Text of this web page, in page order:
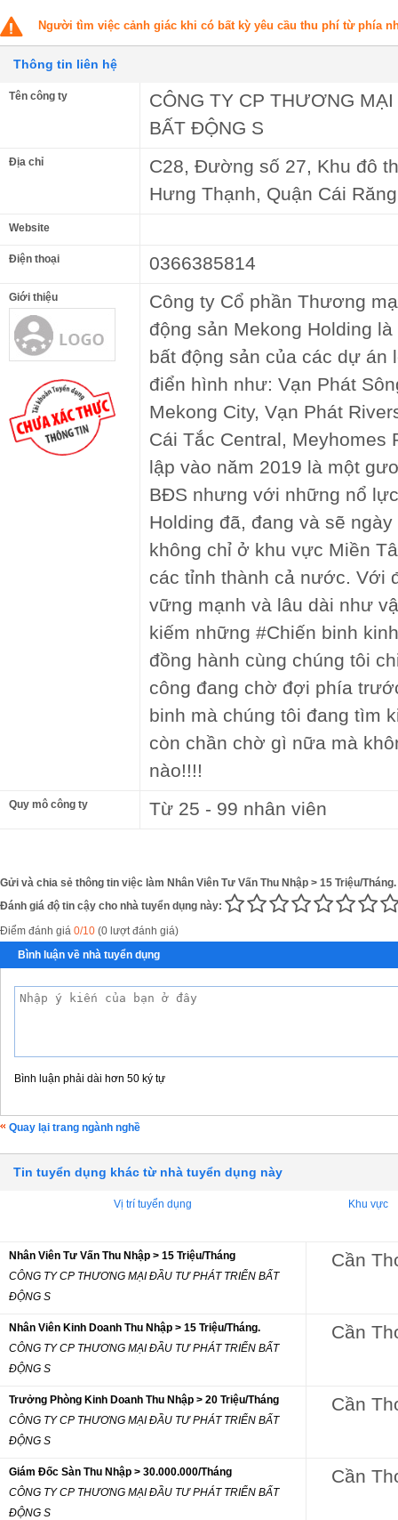
Người tìm việc cảnh giác khi có bất kỳ yêu cầu thu phí từ phía
Thông tin liên hệ
Tên công ty
CÔNG TY CP THƯƠNG
BẤT ĐỘNG S
Địa chỉ
C28, Đường số 27, Khu đô
Hưng Thạnh, Quận Cái
Website
Điện thoại 0366385814
Giới thiệu
Công ty Cổ phần Thương
động sản Mekong Holding
bất động sản của các dự án
điển hình như: Vạn Phát
Mekong City, Vạn Phát
Cái Tắc Central, Meyhomes
lập vào năm 2019 là một
BĐS nhưng với những nổ
Holding đã, đang và sẽ
không chỉ ở khu vực Miền
các tỉnh thành cả nước. Với
vững mạnh và lâu dài như
kiếm những #Chiến binh
đồng hành cùng chúng tôi
công đang chờ đợi phía
binh mà chúng tôi đang tìm
còn chần chờ gì nữa mà
nào!!!!
Quy mô công ty Từ 25 - 99 nhân viên
Gửi và chia sẻ thông tin việc làm Nhân Viên Tư Vấn Thu Nhập > 15 Triệu/
Đánh giá độ tin cậy cho nhà tuyển dụng này:
Điểm đánh giá 0/10 (0 lượt đánh giá)
Bình luận về nhà tuyển dụng
Bình luận phải dài hơn 50 ký tự
Quay lại trang ngành nghề
Tin tuyển dụng khác từ nhà tuyển dụng này
Vị trí tuyển dụng Khu vực
Nhân Viên Tư Vấn Thu Nhập > 15 Triệu/Tháng
CÔNG TY CP THƯƠNG MẠI ĐẦU TƯ PHÁT TRIỂN BẤT
ĐỘNG S
Cần
Nhân Viên Kinh Doanh Thu Nhập > 15 Triệu/Tháng.
CÔNG TY CP THƯƠNG MẠI ĐẦU TƯ PHÁT TRIỂN BẤT
ĐỘNG S
Cần
Trưởng Phòng Kinh Doanh Thu Nhập > 20 Triệu/Tháng
CÔNG TY CP THƯƠNG MẠI ĐẦU TƯ PHÁT TRIỂN BẤT
ĐỘNG S
Cần
Giám Đốc Sàn Thu Nhập > 30.000.000/Tháng
CÔNG TY CP THƯƠNG MẠI ĐẦU TƯ PHÁT TRIỂN BẤT
ĐỘNG S
Cần